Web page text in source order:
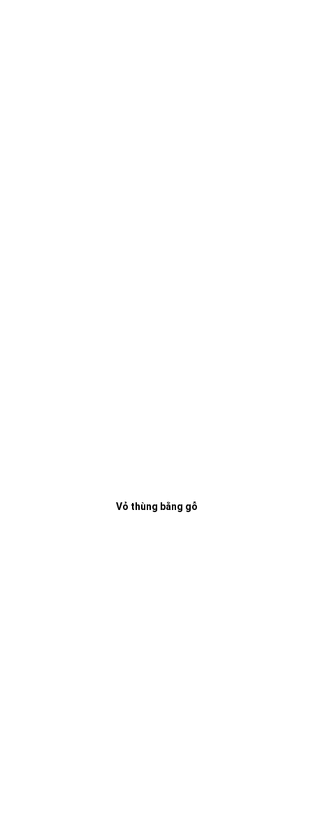
Vỏ thùng bằng gỗ